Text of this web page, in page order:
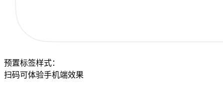
预置标签样式：
扫码可体验手机端效果